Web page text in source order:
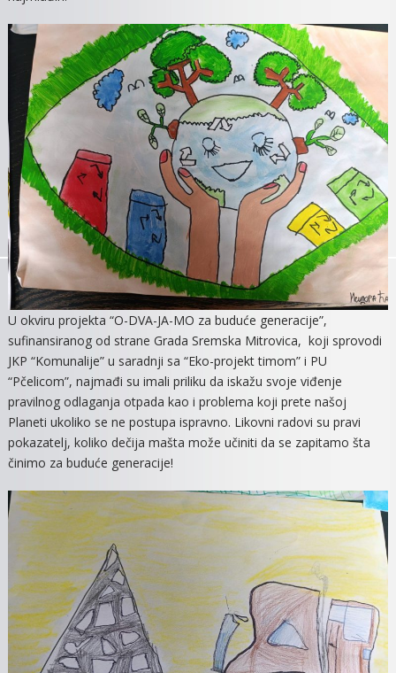
U okviru projekta “O-DVA-JA-MO za buduće generacije”,
sufinansiranog od strane Grada Sremska Mitrovica, koji sprovodi
JKP “Komunalije” u saradnji sa “Eko-projekt timom” i PU
“Pčelicom”, najmađi su imali priliku da iskažu svoje viđenje
pravilnog odlaganja otpada kao i problema koji prete našoj
Planeti ukoliko se ne postupa ispravno. Likovni radovi su pravi
pokazatelj, koliko dečija mašta može učiniti da se zapitamo šta
činimo za buduće generacije!